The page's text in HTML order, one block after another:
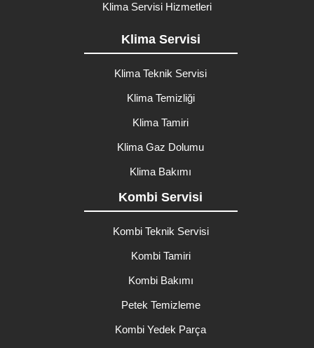
Klima Servisi Hizmetleri
Klima Servisi
Klima Teknik Servisi
Klima Temizliği
Klima Tamiri
Klima Gaz Dolumu
Klima Bakımı
Kombi Servisi
Kombi Teknik Servisi
Kombi Tamiri
Kombi Bakımı
Petek Temizleme
Kombi Yedek Parça